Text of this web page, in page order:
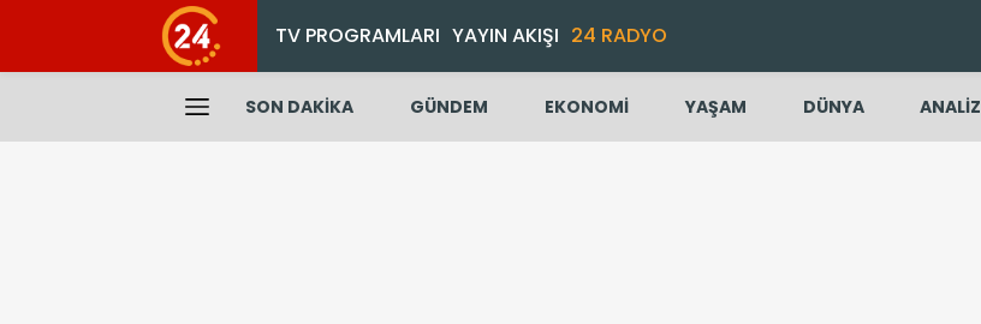
TV PROGRAMLARI YAYIN AKIŞI 24 RADYO
SON DAKİKA GÜNDEM EKONOMİ YAŞAM DÜNYA ANALİZ